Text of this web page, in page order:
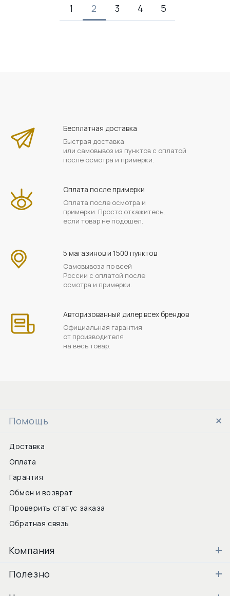
1 2 3 4 5
Бесплатная доставка
Быстрая доставка
или самовывоз из пунктов с оплатой
после осмотра и примерки.
Оплата после примерки
Оплата после осмотра и
примерки. Просто откажитесь,
если товар не подошел.
5 магазинов и 1500 пунктов
Самовывоза по всей
России с оплатой после
осмотра и примерки.
Авторизованный дилер всех брендов
Официальная гарантия
от производителя
на весь товар.
Помощь
Доставка
Оплата
Гарантия
Обмен и возврат
Проверить статус заказа
Обратная связь
Компания
Полезно